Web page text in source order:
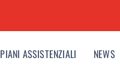
PIANI ASSISTENZIALI NEWS